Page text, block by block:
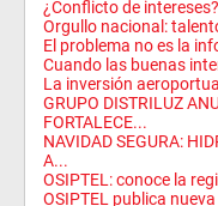
¿Conflicto de
Orgullo nacional:
El problema no es la
Cuando las buenas
La inversión
GRUPO DISTRILUZ
FORTALECE...
NAVIDAD SEGURA:
A...
OSIPTEL: conoce la
OSIPTEL publica